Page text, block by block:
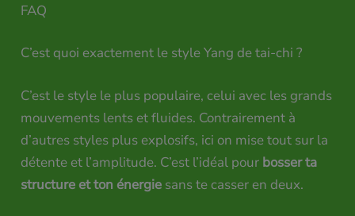
FAQ
C’est quoi exactement le style Yang de tai-chi ?
C’est le style le plus populaire, celui avec les grands
mouvements lents et fluides. Contrairement à
d’autres styles plus explosifs, ici on mise tout sur la
détente et l’amplitude. C’est l’idéal pour bosser ta
structure et ton énergie sans te casser en deux.